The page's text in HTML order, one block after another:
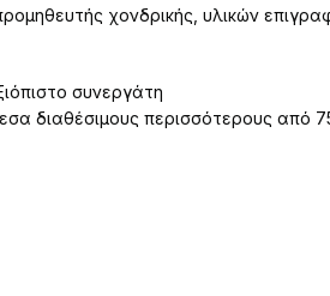
χονδρικής, υλικών
συνεργάτη
διαθέσιμους περισσότερους από